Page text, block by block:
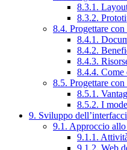
8.3.1.
8.3.2.
8.4. Progettare
8.4.1.
8.4.2.
8.4.3.
8.4.4. Come
8.5. Progettare
8.5.1.
8.5.2. I
9. Sviluppo
9.1. Approccio
9.1.1.
9.1.2. Web